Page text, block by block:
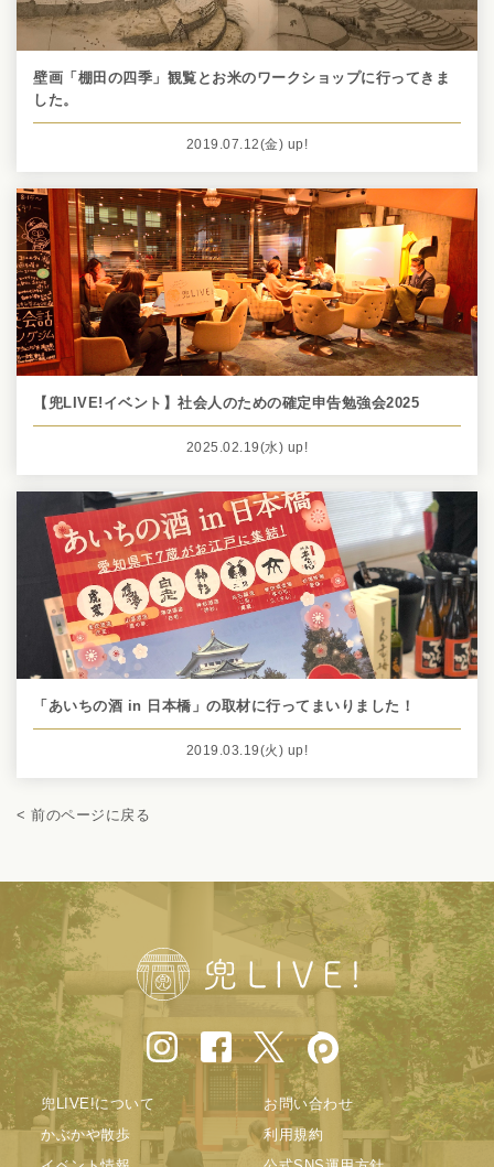
壁画「棚田の四季」観覧とお米のワークショップに行ってきま
した。
2019.07.12(金) up!
【兜LIVE!イベント】社会人のための確定申告勉強会2025
2025.02.19(水) up!
「あいちの酒 in 日本橋」の取材に行ってまいりました！
2019.03.19(火) up!
< 前のページに戻る
兜LIVE!について
お問い合わせ
かぶかや散歩
利用規約